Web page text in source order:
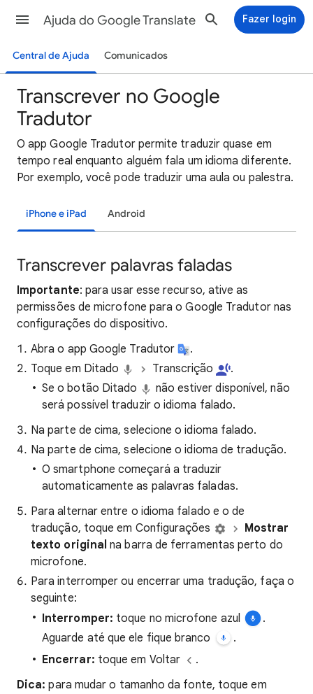
Ajuda do Google Translate Fazer login
Central de Ajuda Comunicados
Transcrever no Google
Tradutor
O app Google Tradutor permite traduzir quase em
tempo real enquanto alguém fala um idioma diferente.
Por exemplo, você pode traduzir uma aula ou palestra.
iPhone e iPad Android
Transcrever palavras faladas
Importante: para usar esse recurso, ative as
permissões de microfone para o Google Tradutor nas
configurações do dispositivo.
Abra o app Google Tradutor
.
Toque em Ditado
Transcrição
.
Se o botão Ditado
não estiver disponível, não
será possível traduzir o idioma falado.
Na parte de cima, selecione o idioma falado.
Na parte de cima, selecione o idioma de tradução.
O smartphone começará a traduzir
automaticamente as palavras faladas.
Para alternar entre o idioma falado e o de
tradução, toque em Configurações
Mostrar
texto original na barra de ferramentas perto do
microfone.
Para interromper ou encerrar uma tradução, faça o
seguinte:
Interromper: toque no microfone azul
.
Aguarde até que ele fique branco
.
Encerrar: toque em Voltar
.
Dica: para mudar o tamanho da fonte, toque em